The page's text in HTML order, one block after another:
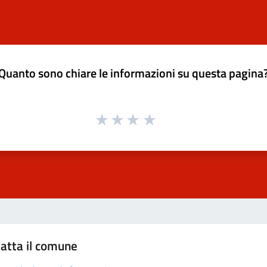
sono chiare le informazioni su questa
il comune